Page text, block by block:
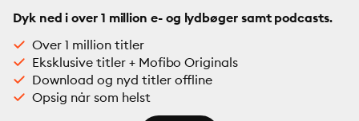
Dyk ned i over 1 million e- og lydbøger samt podcasts.
Over 1 million titler
Eksklusive titler + Mofibo Originals
Download og nyd titler offline
Opsig når som helst